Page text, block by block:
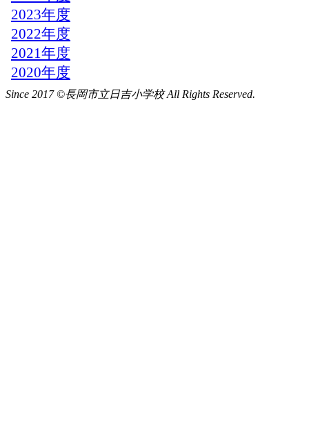
Since 2017 ©長岡市立日吉小学校 All Rights Reserved.